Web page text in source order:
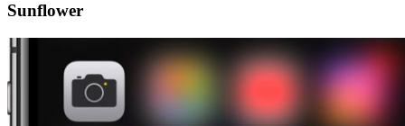
Sunflower